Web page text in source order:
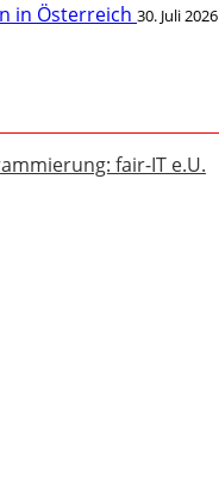
in Österreich 30. Juli 2026
fair-IT e.U.